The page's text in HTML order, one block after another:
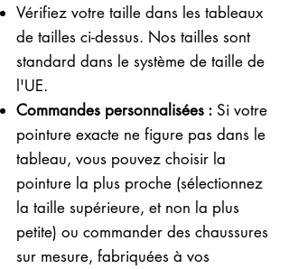
Vérifiez votre taille dans les tableaux
de tailles ci-dessus. Nos tailles sont
standard dans le système de taille de
l'UE.
Commandes personnalisées : Si votre
pointure exacte ne figure pas dans le
tableau, vous pouvez choisir la
pointure la plus proche (sélectionnez
la taille supérieure, et non la plus
petite) ou commander des chaussures
sur mesure, fabriquées à vos